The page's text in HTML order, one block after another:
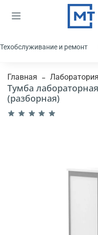
Техобслуживание и ремонт
Главная Лаборатория
Тумба
(разборная)